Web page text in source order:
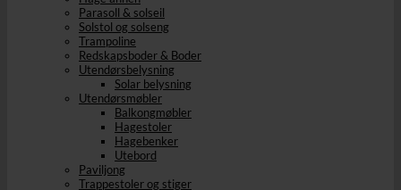
Parasoll & solseil
Solstol og solseng
Trampoline
Redskapsboder & Boder
Utendørsbelysning
Solar belysning
Utendørsmøbler
Balkongmøbler
Hagestoler
Hagebenker
Utebord
Paviljong
Trappestoler og stiger